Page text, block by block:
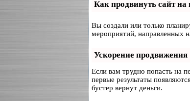
Как продвинуть сайт на
Вы создали или только
мероприятий, направленных
Ускорение продвижения
Если вам трудно попасть на
первые результаты
бустер вернут деньги.